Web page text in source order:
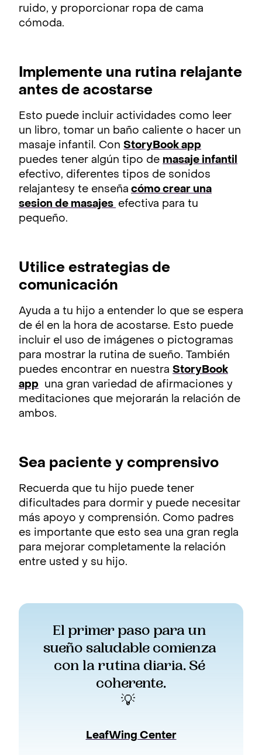
ruido, y proporcionar ropa de cama
cómoda.
Implemente una rutina relajante
antes de acostarse
Esto puede incluir actividades como leer
un libro, tomar un baño caliente o hacer un
masaje infantil. Con StoryBook app
puedes tener algún tipo de masaje infantil
efectivo, diferentes tipos de sonidos
relajantesy te enseña cómo crear una
sesion de masajes efectiva para tu
pequeño.
Utilice estrategias de
comunicación
Ayuda a tu hijo a entender lo que se espera
de él en la hora de acostarse. Esto puede
incluir el uso de imágenes o pictogramas
para mostrar la rutina de sueño. También
puedes encontrar en nuestra StoryBook
app una gran variedad de afirmaciones y
meditaciones que mejorarán la relación de
ambos.
Sea paciente y comprensivo
Recuerda que tu hijo puede tener
dificultades para dormir y puede necesitar
más apoyo y comprensión. Como padres
es importante que esto sea una gran regla
para mejorar completamente la relación
entre usted y su hijo.
El primer paso para un
sueño saludable comienza
con la rutina diaria. Sé
coherente.
💡
LeafWing Center